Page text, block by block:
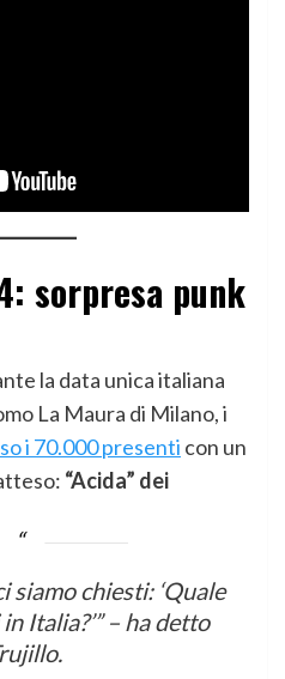
sorpresa punk
la data unica italiana
La Maura di Milano, i
i 70.000 presenti con un
“Acida” dei
siamo chiesti: ‘Quale
Italia?’” – ha detto